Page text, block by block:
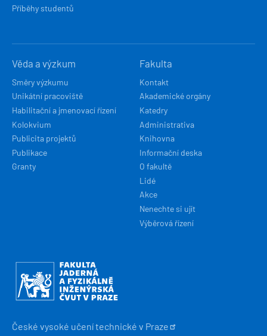
Příběhy studentů
Věda a výzkum
Směry výzkumu
Unikátní pracoviště
Habilitační a jmenovací řízení
Kolokvium
Publicita projektů
Publikace
Granty
Fakulta
Kontakt
Akademické orgány
Katedry
Administrativa
Knihovna
Informační deska
O fakultě
Lidé
Akce
Nenechte si ujít
Výběrová řízení
Obrázek
České vysoké učení technické v Praze